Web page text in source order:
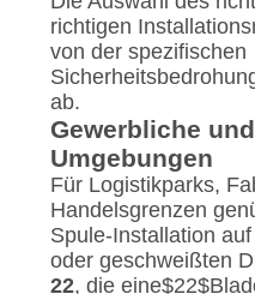
richtigen
von der spezifischen
ab.
Gewerbliche
Umgebungen
Für Logistikparks,
Handelsgrenzen
Spule-Installation
oder geschweißten
22, die eine$22$